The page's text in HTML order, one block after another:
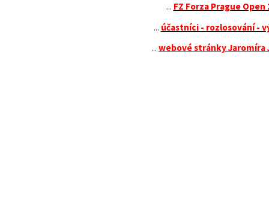
... FZ Forza Prague Open
... účastníci - rozlosování -
... webové stránky Jaromíra